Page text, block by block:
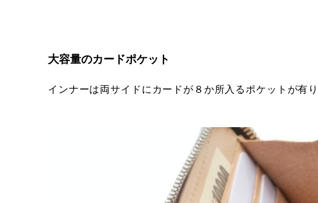
大容量のカードポケット
インナーは両サイドにカードが８か所入るポケットが有